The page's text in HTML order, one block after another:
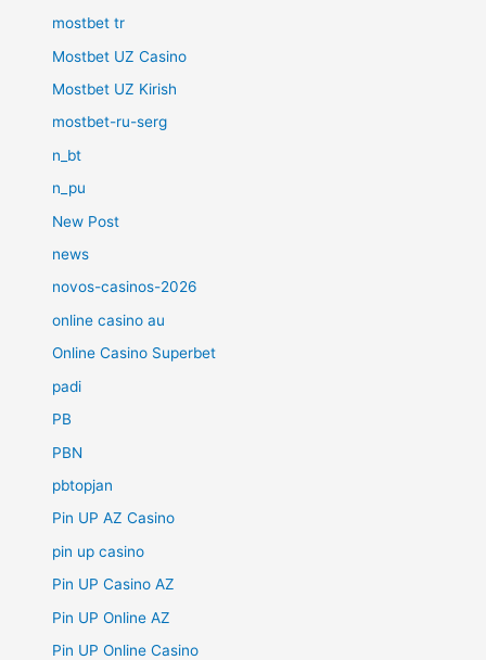
mostbet tr
Mostbet UZ Casino
Mostbet UZ Kirish
mostbet-ru-serg
n_bt
n_pu
New Post
news
novos-casinos-2026
online casino au
Online Casino Superbet
padi
PB
PBN
pbtopjan
Pin UP AZ Casino
pin up casino
Pin UP Casino AZ
Pin UP Online AZ
Pin UP Online Casino